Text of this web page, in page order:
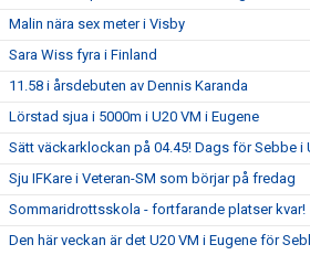
Malin nära sex meter i Visby
Sara Wiss fyra i Finland
11.58 i årsdebuten av Dennis Karanda
Lörstad sjua i 5000m i U20 VM i Eugene
Sätt väckarklockan på 04.45! Dags för Sebbe i
Sju IFKare i Veteran-SM som börjar på fredag
Sommaridrottsskola - fortfarande platser kvar!
Den här veckan är det U20 VM i Eugene för